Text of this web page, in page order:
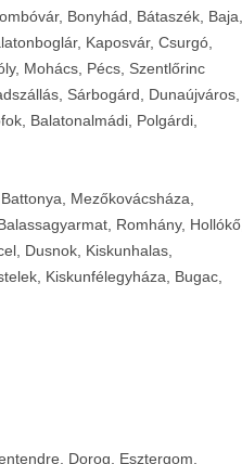
Bonyhád, Bátaszék, Baja,
Kaposvár, Csurgó,
Mohács, Pécs, Szentlőrinc
Sárbogárd, Dunaújváros,
Balatonalmádi, Polgárdi,
Mezőkovácsháza,
Romhány, Hollókő,
Dusnok, Kiskunhalas,
Kiskunfélegyháza, Bugac,
Dorog, Esztergom,